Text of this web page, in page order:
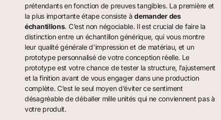
prétendants en fonction de preuves tangibles. La première et
la plus importante étape consiste àdemander des
échantillons. C’est non négociable. Il est crucial de faire la
distinction entre un échantillon générique, qui vous montre
leur qualité générale d’impression et de matériau, et un
prototype personnalisé de votre conception réelle. Le
prototype est votre chance de tester la structure, l’ajustement
et la finition avant de vous engager dans une production
complète. C’est le seul moyen d’éviter ce sentiment
désagréable de déballer mille unités qui ne conviennent pas à
votre produit.